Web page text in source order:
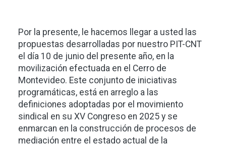
Por la presente, le hacemos llegar a usted las
propuestas desarrolladas por nuestro PIT-CNT
el día 10 de junio del presente año, en la
movilización efectuada en el Cerro de
Montevideo. Este conjunto de iniciativas
programáticas, está en arreglo a las
definiciones adoptadas por el movimiento
sindical en su XV Congreso en 2025 y se
enmarcan en la construcción de procesos de
mediación entre el estado actual de la